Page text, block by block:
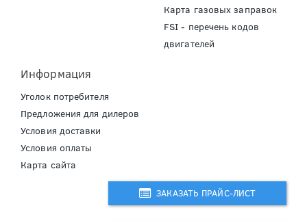
Карта газовых заправок
FSI - перечень кодов
двигателей
Информация
Уголок потребителя
Предложения для дилеров
Условия доставки
Условия оплаты
Карта сайта
ЗАКАЗАТЬ ПРАЙС-ЛИСТ